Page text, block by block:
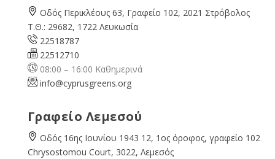
Οδός Περικλέους 63, Γραφείο 102, 2021 Στρόβολος
Τ.Θ.: 29682, 1722 Λευκωσία
22518787
22512710
08:00 – 16:00 Καθημερινά
info@cyprusgreens.org
Γραφείο Λεμεσού
Οδός 16ης Ιουνίου 1943 12, 1ος όροφος, γραφείο 102
Chrysostomou Court, 3022, Λεμεσός